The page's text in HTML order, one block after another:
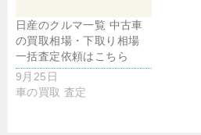
日産のクルマ一覧 中古車
の買取相場・下取り相場
一括査定依頼はこちら
9月25日
車の買取 査定